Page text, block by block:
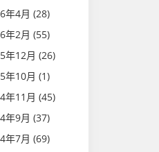
年4月 (28)
年2月 (55)
年12月 (26)
年10月 (1)
年11月 (45)
年9月 (37)
年7月 (69)